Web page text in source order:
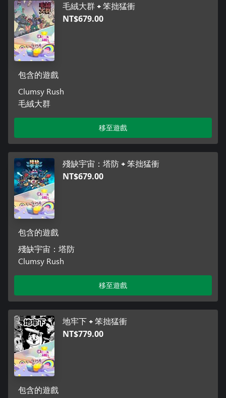
毛絨大群 + 笨拙猛衝
NT$679.00
包含的遊戲
Clumsy Rush
毛絨大群
移至遊戲
殘缺宇宙：塔防 + 笨拙猛衝
NT$679.00
包含的遊戲
殘缺宇宙：塔防
Clumsy Rush
移至遊戲
地牢下 + 笨拙猛衝
NT$779.00
包含的遊戲